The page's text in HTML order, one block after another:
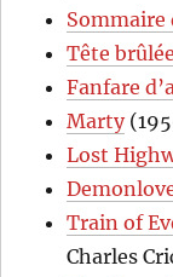
Tête brûlée
Fanfare
Marty
Lost
Train of
Charles